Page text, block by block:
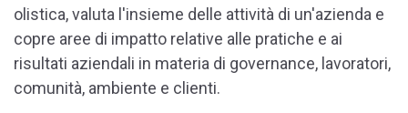
olistica, valuta l'insieme delle attività di un'azienda e
copre aree di impatto relative alle pratiche e ai
risultati aziendali in materia di governance, lavoratori,
comunità, ambiente e clienti.